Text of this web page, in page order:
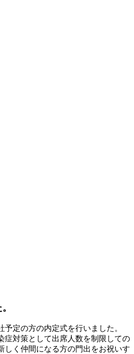
予定の方の内定式を行いました。
症対策として出席人数を制限しての
しく仲間になる方の門出をお祝いす